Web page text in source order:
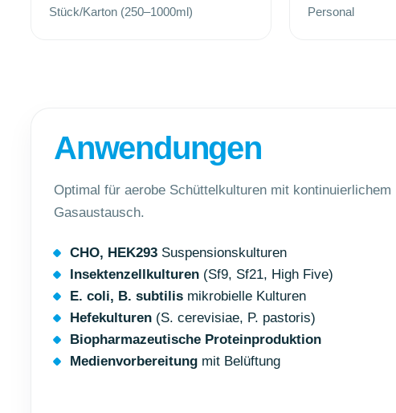
Stück/Karton (250–1000ml)
Personal
Anwendungen
Optimal für aerobe Schüttelkulturen mit kontinuierlichem
Gasaustausch.
CHO, HEK293Suspensionskulturen
Insektenzellkulturen(Sf9, Sf21, High Five)
E. coli, B. subtilismikrobielle Kulturen
Hefekulturen(S. cerevisiae, P. pastoris)
Biopharmazeutische Proteinproduktion
Medienvorbereitungmit Belüftung